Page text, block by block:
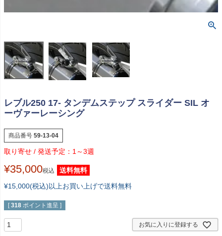
レブル250 17- タンデムステップ スライダー SIL オ
ーヴァーレーシング
商品番号 59-13-04
1～3週
¥35,000税込
送料無料
¥15,000(税込)以上お買い上げで送料無料
[ 318 ポイント進呈 ]
お気に入りに登録する